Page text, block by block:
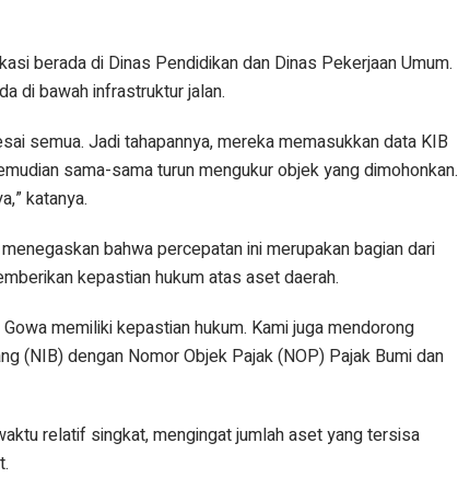
berada di Dinas Pendidikan dan Dinas Pekerjaan Umum.
di bawah infrastruktur jalan.
semua. Jadi tahapannya, mereka memasukkan data KIB
sama-sama turun mengukur objek yang dimohonkan.
katanya.
bahwa percepatan ini merupakan bagian dari
kepastian hukum atas aset daerah.
memiliki kepastian hukum. Kami juga mendorong
(NIB) dengan Nomor Objek Pajak (NOP) Pajak Bumi dan
relatif singkat, mengingat jumlah aset yang tersisa